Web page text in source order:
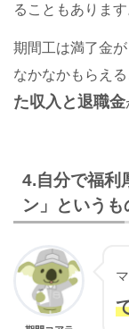
ることもあります
期間工は満了金
なかなかもらえ
た収入と退職金
4.自分で福利
ン」というも